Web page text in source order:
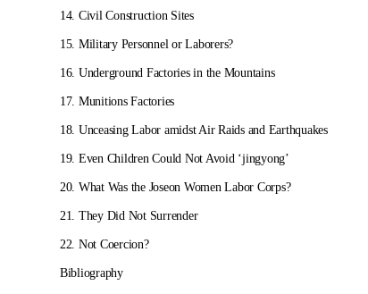
14. Civil Construction Sites
15. Military Personnel or Laborers?
16. Underground Factories in the Mountains
17. Munitions Factories
18. Unceasing Labor amidst Air Raids and Earthquakes
19. Even Children Could Not Avoid ‘jingyong’
20. What Was the Joseon Women Labor Corps?
21. They Did Not Surrender
22. Not Coercion?
Bibliography